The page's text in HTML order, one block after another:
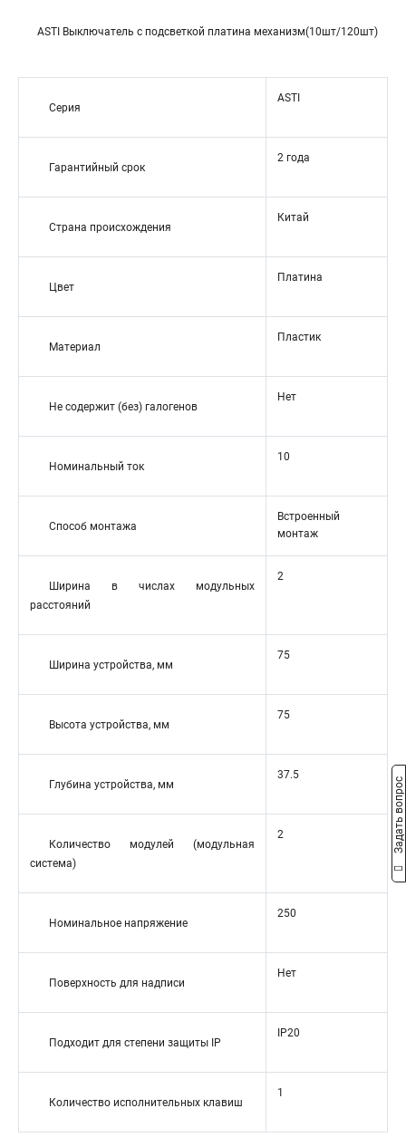
ASTI Выключатель с подсветкой платина механизм(10шт/120шт)
Серия
ASTI
Гарантийный срок
2 года
Страна происхождения
Китай
Цвет
Платина
Материал
Пластик
Не содержит (без) галогенов
Нет
Номинальный ток
10
Способ монтажа
Встроенный
монтаж
Ширина в числах модульных
расстояний
2
Ширина устройства, мм
75
Высота устройства, мм
75
Глубина устройства, мм
37.5
Количество модулей (модульная
система)
2
Номинальное напряжение
250
Поверхность для надписи
Нет
Подходит для степени защиты IP
IP20
Количество исполнительных клавиш
1
Задать вопрос